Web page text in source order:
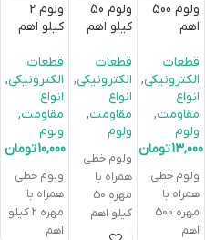
ولوم 500
اهم
قطعات
الکترونیکی,
انواع
مقاومت,
ولوم
13,000تومان
ولوم خطی
همراه با
مهره 500
اهم
ولوم 50
کیلو اهم
قطعات
الکترونیکی,
انواع
مقاومت,
ولوم
ولوم خطی
همراه با
مهره 50
کیلو اهم
ولوم 2
کیلو اهم
قطعات
الکترونیکی,
انواع
مقاومت,
ولوم
10,000تومان
ولوم خطی
همراه با
مهره 2 کیلو
اهم